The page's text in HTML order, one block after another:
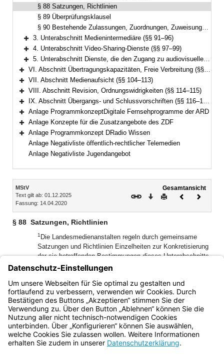
§ 88 Satzungen, Richtlinien
§ 89 Überprüfungsklausel
§ 90 Bestehende Zulassungen, Zuordnungen, Zuweisungen, Anzeige von bestehenden Medienplattformen oder Benutzeroberflächen
Bereich erweitern
3. Unterabschnitt Medienintermediäre (§§ 91–96)
Bereich erweitern
4. Unterabschnitt Video-Sharing-Dienste (§§ 97–99)
Bereich erweitern
5. Unterabschnitt Dienste, die den Zugang zu audiovisuellen Mediendiensten ermöglichen (§§ 99a–99e)
Bereich erweitern
VI. Abschnitt Übertragungskapazitäten, Freie Verbreitung (§§ 100–103)
Bereich erweitern
VII. Abschnitt Medienaufsicht (§§ 104–113)
Bereich erweitern
VIII. Abschnitt Revision, Ordnungswidrigkeiten (§§ 114–115)
Bereich erweitern
IX. Abschnitt Übergangs- und Schlussvorschriften (§§ 116–122)
Bereich erweitern
Anlage ProgrammkonzeptDigitale Fernsehprogramme der ARD
Bereich erweitern
Anlage Konzepte für die Zusatzangebote des ZDF
Bereich erweitern
Anlage Programmkonzept DRadio Wissen
Anlage Negativliste öffentlich-rechtlicher Telemedien
Anlage Negativliste Jugendangebot
Inhalt
MStV
Text gilt ab: 01.12.2025
Fassung: 14.04.2020
Gesamtansicht
Download
DruckenVorheriges
§ 88 Satzungen, Richtlinien
1 Die Landesmedienanstalten regeln durch gemeinsame
Satzungen und Richtlinien Einzelheiten zur Konkretisierung
der sie betreffenden Bestimmungen dieses Unterabschnitts.
2Dabei ist die Bedeutung für die öffentliche
Meinungsbildung für den Empfängerkreis in Bezug auf den
jeweiligen Übertragungsweg, die jeweilige Medienplattform
oder die jeweilige Benutzeroberfläche zu berücksichtigen.
Bayern.de
BayernPortal